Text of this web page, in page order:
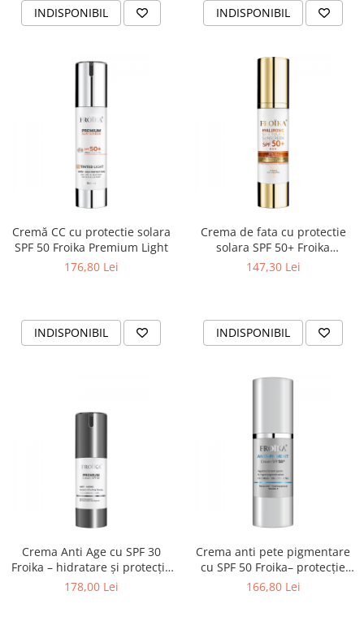
INDISPONIBIL INDISPONIBIL
Cremă CC cu protectie solara
SPF 50 Froika Premium Light
176,80 Lei
INDISPONIBIL
Crema de fata cu protectie
solara SPF 50+ Froika
Hyaluronic Silk Touch
147,30 Lei
INDISPONIBIL
Crema Anti Age cu SPF 30
Froika – hidratare și protecție
solară completă
178,00 Lei
Crema anti pete pigmentare
cu SPF 50 Froika– protecție
maximă și corecție intensă
166,80 Lei